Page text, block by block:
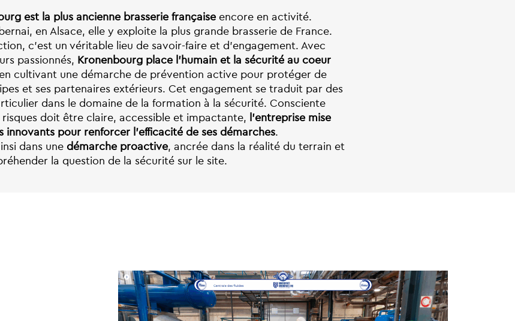
est la plus ancienne brasserie française encore en activité.
en Alsace, elle y exploite la plus grande brasserie de France.
c’est un véritable lieu de savoir-faire et d’engagement. Avec
passionnés, Kronenbourg place l’humain et la sécurité au coeur
cultivant une démarche de prévention active pour protéger de
et ses partenaires extérieurs. Cet engagement se traduit par des
dans le domaine de la formation à la sécurité. Consciente
risques doit être claire, accessible et impactante, l’entreprise mise
innovants pour renforcer l’efficacité de ses démarches.
dans une démarche proactive, ancrée dans la réalité du terrain et
la question de la sécurité sur le site.